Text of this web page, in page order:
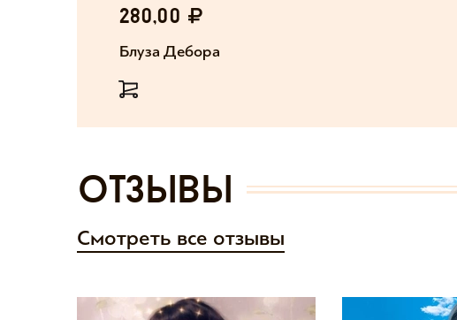
280,00
Блуза Дебора
отзывы
Смотреть все отзывы